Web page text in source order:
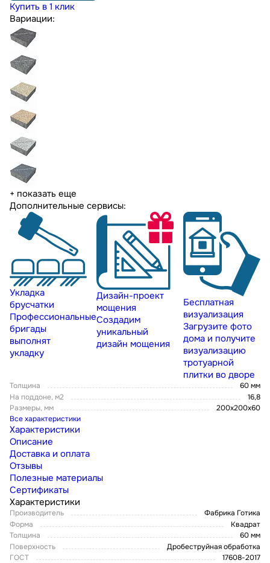
Купить в 1 клик
Вариации:
+ показать еще
Дополнительные сервисы:
Укладка
брусчатки
Профессиональные
бригады
выполнят
укладку
Дизайн-проект
мощения
Создадим
уникальный
дизайн мощения
Бесплатная
визуализация
Загрузите фото
дома и получите
визуализацию
тротуарной
плитки во дворе
Толщина
60 мм
На поддоне, м2
16,8
Размеры, мм
200х200х60
Все характеристики
Характеристики
Описание
Доставка и оплата
Отзывы
Полезные материалы
Сертификаты
Характеристики
Производитель
Фабрика Готика
Форма
Квадрат
Толщина
60 мм
Поверхность
Дробеструйная обработка
ГОСТ
17608-2017